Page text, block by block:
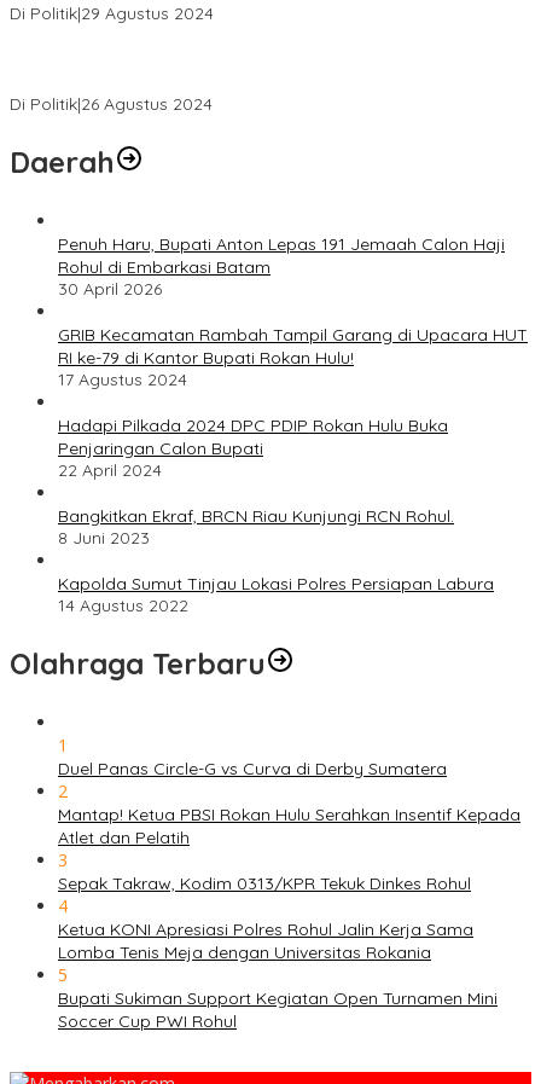
Di Politik|29 Agustus 2024
Di Politik|26 Agustus 2024
Daerah
Penuh Haru, Bupati Anton Lepas 191 Jemaah Calon Haji
Rohul di Embarkasi Batam
30 April 2026
GRIB Kecamatan Rambah Tampil Garang di Upacara HUT
RI ke-79 di Kantor Bupati Rokan Hulu!
17 Agustus 2024
Hadapi Pilkada 2024 DPC PDIP Rokan Hulu Buka
Penjaringan Calon Bupati
22 April 2024
Bangkitkan Ekraf, BRCN Riau Kunjungi RCN Rohul.
8 Juni 2023
Kapolda Sumut Tinjau Lokasi Polres Persiapan Labura
14 Agustus 2022
Olahraga Terbaru
1
Duel Panas Circle-G vs Curva di Derby Sumatera
2
Mantap! Ketua PBSI Rokan Hulu Serahkan Insentif Kepada
Atlet dan Pelatih
3
Sepak Takraw, Kodim 0313/KPR Tekuk Dinkes Rohul
4
Ketua KONI Apresiasi Polres Rohul Jalin Kerja Sama
Lomba Tenis Meja dengan Universitas Rokania
5
Bupati Sukiman Support Kegiatan Open Turnamen Mini
Soccer Cup PWI Rohul